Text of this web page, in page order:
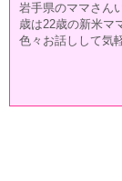
岩手県のママさん
歳は22歳の新米マ
色々お話しして気